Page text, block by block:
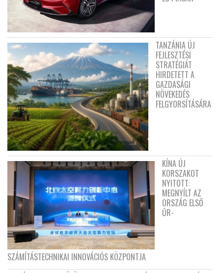
TANZÁNIA ÚJ
FEJLESZTÉSI
STRATÉGIÁT
HIRDETETT A
GAZDASÁGI
NÖVEKEDÉS
FELGYORSÍTÁSÁRA
KÍNA ÚJ
KORSZAKOT
NYITOTT:
MEGNYÍLT AZ
ORSZÁG ELSŐ
ŰR-
SZÁMÍTÁSTECHNIKAI INNOVÁCIÓS KÖZPONTJA